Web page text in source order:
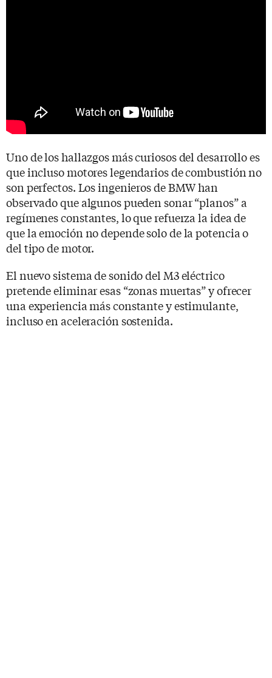
Uno de los hallazgos más curiosos del desarrollo es
que incluso motores legendarios de combustión no
son perfectos. Los ingenieros de BMW han
observado que algunos pueden sonar “planos” a
regímenes constantes, lo que refuerza la idea de
que la emoción no depende solo de la potencia o
del tipo de motor.
El nuevo sistema de sonido del M3 eléctrico
pretende eliminar esas “zonas muertas” y ofrecer
una experiencia más constante y estimulante,
incluso en aceleración sostenida.